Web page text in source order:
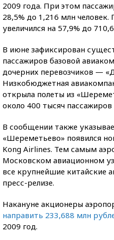
2009 года. При этом
28,5% до 1,216 млн
увеличился на 57,9% до
В июне зафиксирован
пассажиров базовой
дочерних перевозчиков —
Низкобюджетная
открыла полеты из
около 400 тысяч пассажиров
В сообщении также
«Шереметьево» появился
Kong Airlines. Тем самым
Московском авиационном
все крупнейшие китайские
пресс-релизе.
Накануне акционеры
направить 233,688 млн
2009 год.